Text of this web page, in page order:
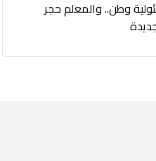
وطن.. والمعلم حجر